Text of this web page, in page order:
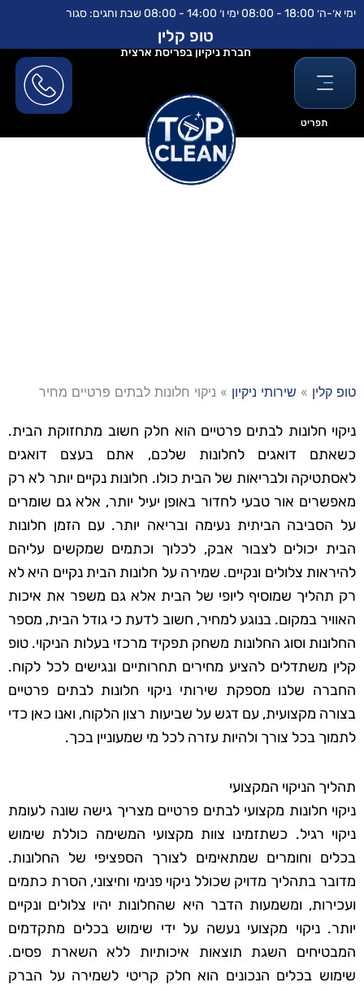
לתוכן
דילוג
ימי א׳-ה׳ 18:00 - 08:00 ימי ו׳ 14:00 - 08:00 שבת וחגים: סגור
תפריט
טופ קלין
חברת ניקיון בפריסת ארצית
טופ קלין » שירותי ניקיון » ניקוי חלונות לבתים פרטיים מחיר
ניקוי חלונות לבתים פרטיים הוא חלק חשוב מתחזוקת הבית.
כשאתם דואגים לחלונות שלכם, אתם בעצם דואגים
לאסתטיקה ולבריאות של הבית כולו. חלונות נקיים יותר לא רק
מאפשרים אור טבעי לחדור באופן יעיל יותר, אלא גם שומרים
על הסביבה הביתית נעימה ובריאה יותר. עם הזמן חלונות
הבית יכולים לצבור אבק, לכלוך וכתמים שמקשים עליהם
להיראות צלולים ונקיים. שמירה על חלונות הבית נקיים היא לא
רק תהליך שמוסיף ליופי של הבית אלא גם משפר את איכות
האוויר במקום. בנוגע למחיר, חשוב לדעת כי גודל הבית, מספר
החלונות וסוג החלונות משחק תפקיד מרכזי בעלות הניקוי. טופ
קלין משתדלים להציע מחירים תחרותיים ונגישים לכל לקוח.
החברה שלנו מספקת שירותי ניקוי חלונות לבתים פרטיים
בצורה מקצועית, עם דגש על שביעות רצון הלקוח, ואנו כאן כדי
לתמוך בכל צורך ולהיות עזרה לכל מי שמעוניין בכך.
תהליך הניקוי המקצועי
ניקוי חלונות מקצועי לבתים פרטיים מצריך גישה שונה לעומת
ניקוי רגיל. כשתזמינו צוות מקצועי המשימה כוללת שימוש
בכלים וחומרים שמתאימים לצורך הספציפי של החלונות.
מדובר בתהליך מדויק שכולל ניקוי פנימי וחיצוני, הסרת כתמים
ועכירות, ומשמעות הדבר היא שהחלונות יהיו צלולים ונקיים
יותר. ניקוי מקצועי נעשה על ידי שימוש בכלים מתקדמים
המבטיחים השגת תוצאות איכותיות ללא השארת פסים.
שימוש בכלים הנכונים הוא חלק קריטי לשמירה על הברק